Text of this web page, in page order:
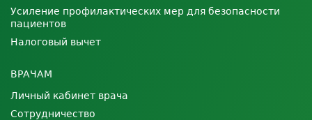
Усиление профилактических мер для безопасности
пациентов
Налоговый вычет
ВРАЧАМ
Личный кабинет врача
Сотрудничество